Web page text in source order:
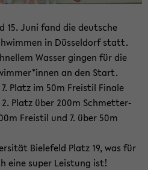
15. Juni fand die deut­sche
in Düs­sel­dorf statt.
Was­ser gin­gen für die
an den Start.
Platz im 50m Frei­stil Fi­na­le
Platz über 200m Schmet­ter­
Frei­stil und 7. über 50m
Bie­le­feld Platz 19, was für
eine super Leis­tung ist!